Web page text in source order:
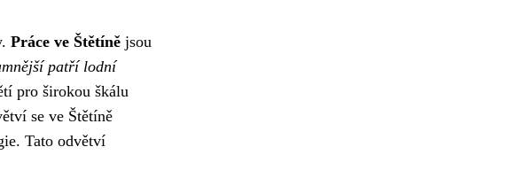
Práce ve Štětíně jsou
patří lodní
pro širokou škálu
se ve Štětíně
Tato odvětví